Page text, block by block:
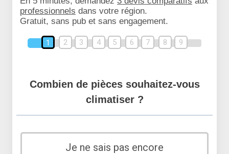
professionnels dans votre région.
Gratuit, sans pub et sans engagement.
1 2 3 4 5 6 7 8 9
Combien de pièces souhaitez-vous
climatiser ?
Je ne sais pas encore